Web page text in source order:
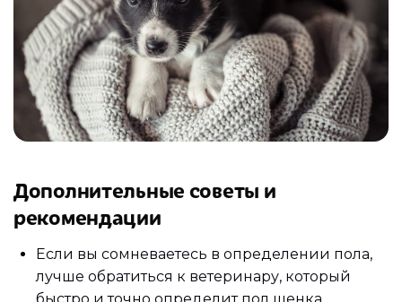
Дополнительные советы и
рекомендации
Если вы сомневаетесь в определении пола,
лучше обратиться к ветеринару, который
быстро и точно определит пол щенка.